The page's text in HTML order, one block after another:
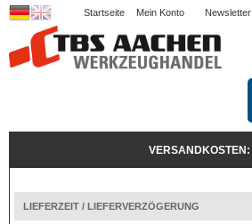
Startseite Mein Konto Newsletter
VERSANDKOSTEN:
LIEFERZEIT / LIEFERVERZÖGERUNG